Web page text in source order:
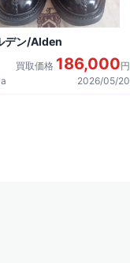
デン/Alden
買取価格 186,000円
2026/05/20